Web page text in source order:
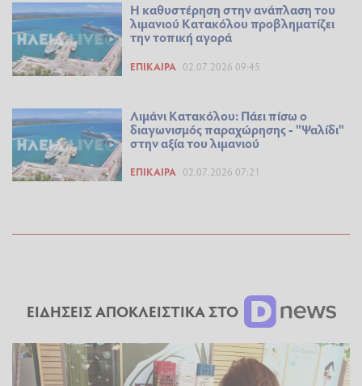
Η καθυστέρηση στην ανάπλαση του
λιμανιού Κατακόλου προβληματίζει
την τοπική αγορά
ΕΠΊΚΑΙΡΑ 02.07.2026 09:45
Λιμάνι Κατακόλου: Πάει πίσω ο
διαγωνισμός παραχώρησης - "Ψαλίδι"
στην αξία του λιμανιού
ΕΠΊΚΑΙΡΑ 02.07.2026 07:21
ΕΙΔΗΣΕΙΣ ΑΠΟΚΛΕΙΣΤΙΚΑ ΣΤΟ